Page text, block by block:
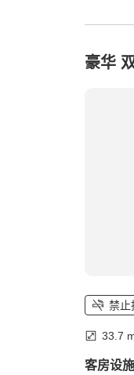
豪华
禁止
33.7
客房设施